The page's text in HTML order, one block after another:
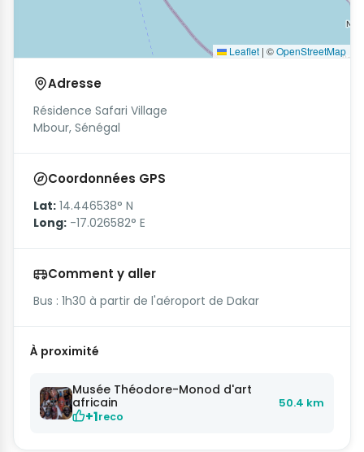
Leaflet | ©OpenStreetMap
Adresse
Résidence Safari Village
Mbour, Sénégal
Coordonnées GPS
Lat: 14.446538° N
Long: -17.026582° E
Comment y aller
Bus : 1h30 à partir de l'aéroport de Dakar
À proximité
Musée Théodore-Monod d'art
africain
+1reco
50.4 km